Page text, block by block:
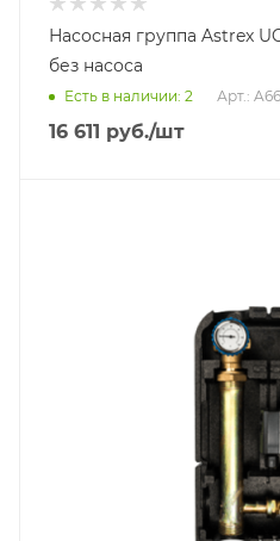
Насосная группа Astrex
без насоса
Есть в наличии: 2 Арт.:
16 611 руб./шт